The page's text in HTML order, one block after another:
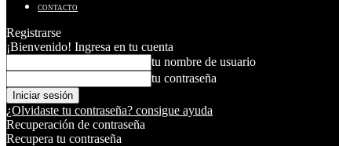
CONTACTO
Registrarse
¡Bienvenido! Ingresa en tu cuenta
tu nombre de usuario
tu contraseña
¿Olvidaste tu contraseña? consigue ayuda
Recuperación de contraseña
Recupera tu contraseña